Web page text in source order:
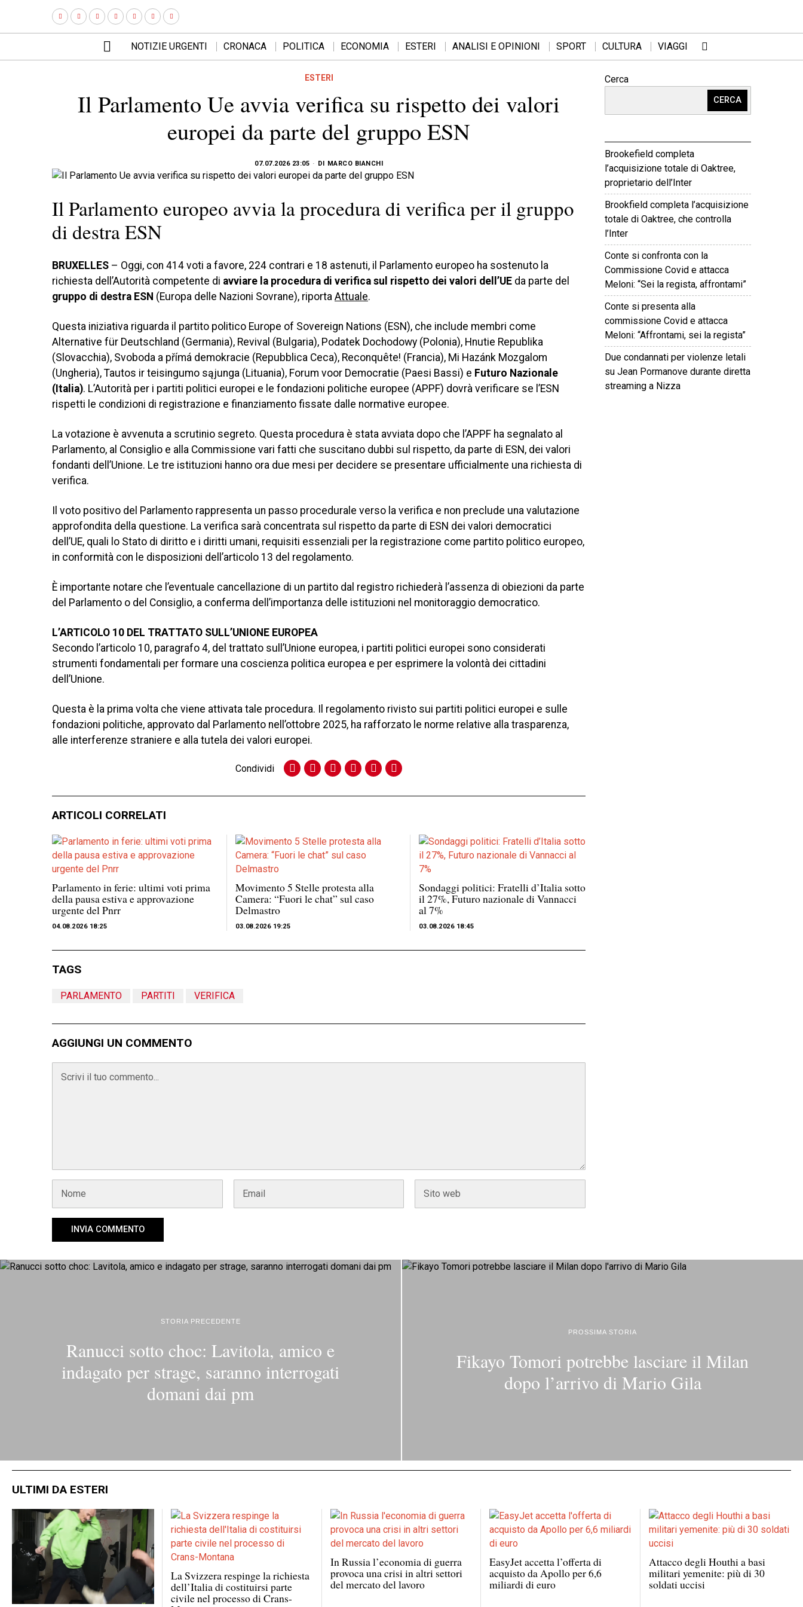
NOTIZIE URGENTI CRONACA POLITICA ECONOMIA ESTERI ANALISI E OPINIONI SPORT CULTURA VIAGGI
ESTERI
Il Parlamento Ue avvia verifica su rispetto dei valori
europei da parte del gruppo ESN
07.07.2026 23:05 DI MARCO BIANCHI
Il Parlamento europeo avvia la procedura di verifica per il gruppo
di destra ESN
BRUXELLES – Oggi, con 414 voti a favore, 224 contrari e 18 astenuti, il Parlamento europeo ha sostenuto la
richiesta dell’Autorità competente di avviare la procedura di verifica sul rispetto dei valori dell’UE da parte del
gruppo di destra ESN (Europa delle Nazioni Sovrane), riporta Attuale.
Questa iniziativa riguarda il partito politico Europe of Sovereign Nations (ESN), che include membri come
Alternative für Deutschland (Germania), Revival (Bulgaria), Podatek Dochodowy (Polonia), Hnutie Republika
(Slovacchia), Svoboda a přímá demokracie (Repubblica Ceca), Reconquête! (Francia), Mi Hazánk Mozgalom
(Ungheria), Tautos ir teisingumo sąjunga (Lituania), Forum voor Democratie (Paesi Bassi) e Futuro Nazionale
(Italia). L’Autorità per i partiti politici europei e le fondazioni politiche europee (APPF) dovrà verificare se l’ESN
rispetti le condizioni di registrazione e finanziamento fissate dalle normative europee.
La votazione è avvenuta a scrutinio segreto. Questa procedura è stata avviata dopo che l’APPF ha segnalato al
Parlamento, al Consiglio e alla Commissione vari fatti che suscitano dubbi sul rispetto, da parte di ESN, dei valori
fondanti dell’Unione. Le tre istituzioni hanno ora due mesi per decidere se presentare ufficialmente una richiesta di
verifica.
Il voto positivo del Parlamento rappresenta un passo procedurale verso la verifica e non preclude una valutazione
approfondita della questione. La verifica sarà concentrata sul rispetto da parte di ESN dei valori democratici
dell’UE, quali lo Stato di diritto e i diritti umani, requisiti essenziali per la registrazione come partito politico europeo,
in conformità con le disposizioni dell’articolo 13 del regolamento.
È importante notare che l’eventuale cancellazione di un partito dal registro richiederà l’assenza di obiezioni da parte
del Parlamento o del Consiglio, a conferma dell’importanza delle istituzioni nel monitoraggio democratico.
L’ARTICOLO 10 DEL TRATTATO SULL’UNIONE EUROPEA
Secondo l’articolo 10, paragrafo 4, del trattato sull’Unione europea, i partiti politici europei sono considerati
strumenti fondamentali per formare una coscienza politica europea e per esprimere la volontà dei cittadini
dell’Unione.
Questa è la prima volta che viene attivata tale procedura. Il regolamento rivisto sui partiti politici europei e sulle
fondazioni politiche, approvato dal Parlamento nell’ottobre 2025, ha rafforzato le norme relative alla trasparenza,
alle interferenze straniere e alla tutela dei valori europei.
Condividi
ARTICOLI CORRELATI
Parlamento in ferie: ultimi voti prima
della pausa estiva e approvazione
urgente del Pnrr
04.08.2026 18:25
Movimento 5 Stelle protesta alla
Camera: “Fuori le chat” sul caso
Delmastro
03.08.2026 19:25
Sondaggi politici: Fratelli d’Italia sotto
il 27%, Futuro nazionale di Vannacci
al 7%
03.08.2026 18:45
TAGS
PARLAMENTO PARTITI VERIFICA
AGGIUNGI UN COMMENTO
Cerca
CERCA
Brookefield completa
l’acquisizione totale di Oaktree,
proprietario dell’Inter
Brookfield completa l’acquisizione
totale di Oaktree, che controlla
l’Inter
Conte si confronta con la
Commissione Covid e attacca
Meloni: “Sei la regista, affrontami”
Conte si presenta alla
commissione Covid e attacca
Meloni: “Affrontami, sei la regista”
Due condannati per violenze letali
su Jean Pormanove durante diretta
streaming a Nizza
STORIA PRECEDENTE
Ranucci sotto choc: Lavitola, amico e
indagato per strage, saranno interrogati
domani dai pm
PROSSIMA STORIA
Fikayo Tomori potrebbe lasciare il Milan
dopo l’arrivo di Mario Gila
ULTIMI DA ESTERI
La Svizzera respinge la richiesta
dell’Italia di costituirsi parte
civile nel processo di Crans-
In Russia l’economia di guerra
provoca una crisi in altri settori
del mercato del lavoro
EasyJet accetta l’offerta di
acquisto da Apollo per 6,6
miliardi di euro
Attacco degli Houthi a basi
militari yemenite: più di 30
soldati uccisi